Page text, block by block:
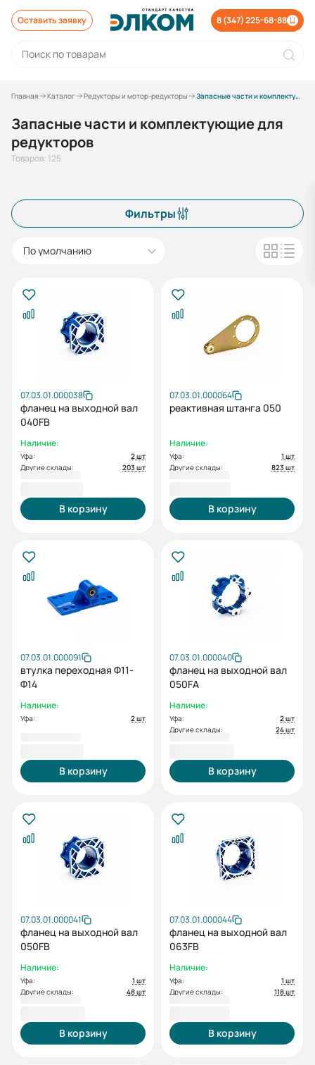
Оставить заявку 8 (347) 225-68-88
Главная Каталог Редукторы и мотор-редукторы Запасные части и комплектующие для редукторов
Запасные части и комплектующие для
редукторов
Товаров: 125
Фильтры
По умолчанию
07.03.01.000038
фланец на выходной вал
040FB
Наличие:
Уфа:
2 шт
Другие склады:
203 шт
В корзину
07.03.01.000064
реактивная штанга 050
Наличие:
Уфа:
1 шт
Другие склады:
823 шт
В корзину
07.03.01.000091
втулка переходная Ф11-
Ф14
Наличие:
Уфа: 2 шт
В корзину
07.03.01.000040
фланец на выходной вал
050FA
Наличие:
Уфа:
2 шт
Другие склады:
24 шт
В корзину
07.03.01.000041
фланец на выходной вал
050FB
Наличие:
Уфа:
1 шт
Другие склады:
48 шт
В корзину
07.03.01.000044
фланец на выходной вал
063FB
Наличие:
Уфа:
1 шт
Другие склады:
118 шт
В корзину